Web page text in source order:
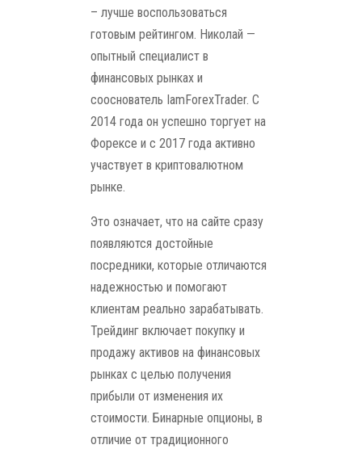
– лучше воспользоваться
готовым рейтингом. Николай —
опытный специалист в
финансовых рынках и
сооснователь IamForexTrader. С
2014 года он успешно торгует на
Форексе и с 2017 года активно
участвует в криптовалютном
рынке.
Это означает, что на сайте сразу
появляются достойные
посредники, которые отличаются
надежностью и помогают
клиентам реально зарабатывать.
Трейдинг включает покупку и
продажу активов на финансовых
рынках с целью получения
прибыли от изменения их
стоимости. Бинарные опционы, в
отличие от традиционного